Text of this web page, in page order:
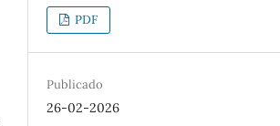
PDF
Publicado
26-02-2026